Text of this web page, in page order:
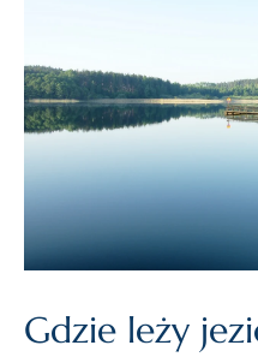
Gdzie leży